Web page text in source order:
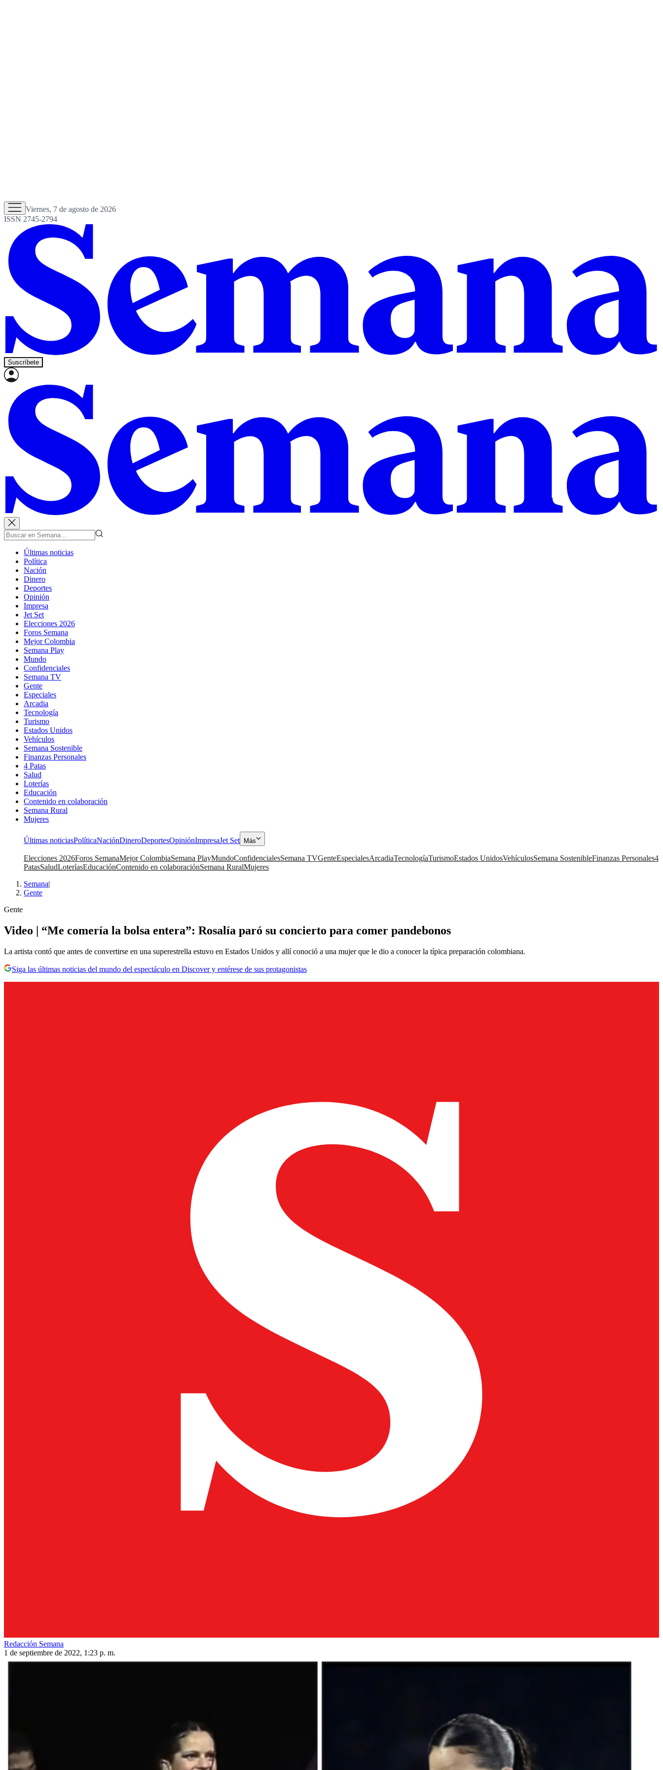
Viernes, 7 de agosto de 2026
ISSN 2745-2794
Suscríbete
Últimas noticias
Política
Nación
Dinero
Deportes
Opinión
Impresa
Jet Set
Elecciones 2026
Foros Semana
Mejor Colombia
Semana Play
Mundo
Confidenciales
Semana TV
Gente
Especiales
Arcadia
Tecnología
Turismo
Estados Unidos
Vehículos
Semana Sostenible
Finanzas Personales
4 Patas
Salud
Loterías
Educación
Contenido en colaboración
Semana Rural
Mujeres
Últimas noticiasPolíticaNaciónDineroDeportesOpiniónImpresaJet Set Más
Elecciones 2026Foros SemanaMejor ColombiaSemana PlayMundoConfidencialesSemana TVGenteEspecialesArcadiaTecnologíaTurismoEstados UnidosVehículosSemana SostenibleFinanzas Personales4
PatasSaludLoteríasEducaciónContenido en colaboraciónSemana RuralMujeres
Semana|
Gente
Gente
Video | “Me comería la bolsa entera”: Rosalía paró su concierto para comer pandebonos
La artista contó que antes de convertirse en una superestrella estuvo en Estados Unidos y allí conoció a una mujer que le dio a conocer la típica preparación colombiana.
Siga las últimas noticias del mundo del espectáculo en Discover y entérese de sus protagonistas
Redacción Semana
1 de septiembre de 2022, 1:23 p. m.